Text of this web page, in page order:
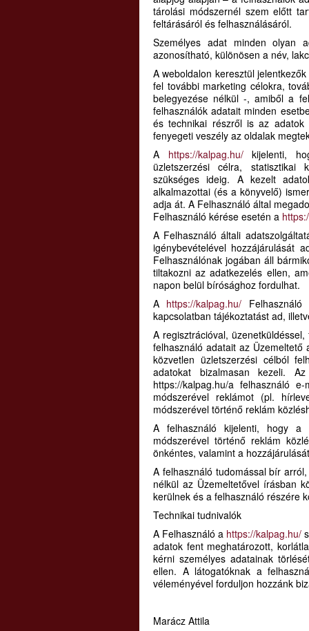
tárolási módszernél szem előtt
feltárásáról és felhasználásáról.
Személyes adat minden olyan
azonosítható, különösen a név,
A weboldalon keresztül
fel további marketing célokra,
belegyezése nélkül -, amiből a
felhasználók adatait minden
és technikai részről is az adatok
fenyegeti veszély az oldalak
A https://kalpag.hu/kijelenti,
üzletszerzési célra, statisztikai
szükséges ideig. A kezelt
alkalmazottai (és a könyvelő)
adja át. A Felhasználó által
Felhasználó kérése esetén a
A Felhasználó általi
igénybevételével hozzájárulását
Felhasználónak jogában áll
tiltakozni az adatkezelés ellen,
napon belül bírósághoz fordulhat.
A https://kalpag.hu/
kapcsolatban tájékoztatást ad,
A regisztrációval,
felhasználó adatait az
közvetlen üzletszerzési célból
adatokat bizalmasan kezeli.
https://kalpag.hu/a felhasználó
módszerével reklámot (pl.
módszerével történő reklám
A felhasználó kijelenti, hogy a
módszerével történő reklám
önkéntes, valamint a
A felhasználó tudomással bír
nélkül az Üzemeltetővel írásban
kerülnek és a felhasználó részére
Technikai tudnivalók
A Felhasználó a https://kalpag.hu/
adatok fent meghatározott,
kérni személyes adatainak
ellen. A látogatóknak a
véleményével forduljon hozzánk
Marácz Attila